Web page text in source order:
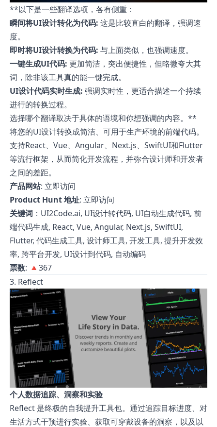
**以下是一些翻译选项，各有侧重：
瞬间将UI设计转化为代码: 这是比较直白的翻译，强调速
度。
即时将UI设计转换为代码: 与上面类似，也强调速度。
一键生成UI代码: 更加简洁，突出便捷性，但略微夸大其
词，除非该工具真的能一键完成。
UI设计代码实时生成: 强调实时性，更适合描述一个持续
进行的转换过程。
选择哪个翻译取决于具体的语境和你想强调的内容。**
将您的UI设计转换成简洁、可用于生产环境的前端代码。
支持React、Vue、Angular、Next.js、SwiftUI和Flutter
等流行框架，从而简化开发流程，并弥合设计师和开发者
之间的差距。
产品网站: 立即访问
Product Hunt 地址: 立即访问
关键词 ：UI2Code.ai, UI设计转代码, UI自动生成代码, 前
端代码生成, React, Vue, Angular, Next.js, SwiftUI,
Flutter, 代码生成工具, 设计师工具, 开发工具, 提升开发效
率, 跨平台开发, UI设计到代码, 自动编码
票数: 🔺367
3. Reflect
个人数据追踪、洞察和实验
Reflect 是终极的自我提升工具包。通过追踪目标进度、对
生活方式干预进行实验、获取可穿戴设备的洞察，以及以